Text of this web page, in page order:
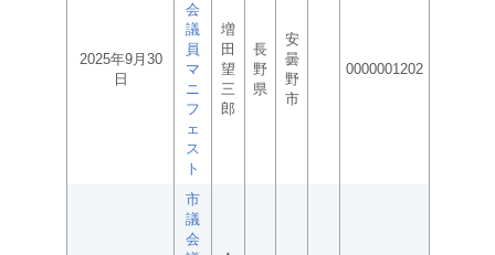
2025年9月30
日
会
議
員
マ
ニ
フ
ェ
ス
ト
増
田
望
三
郎
長
野
県
安
曇
野
市
0000001202
市
議
会